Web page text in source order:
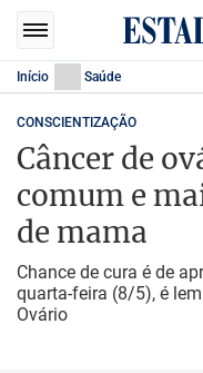
Início Saúde
CONSCIENTIZAÇÃO
Câncer de
comum e
de mama
Chance de cura é de
quarta-feira (8/5), é
Ovário